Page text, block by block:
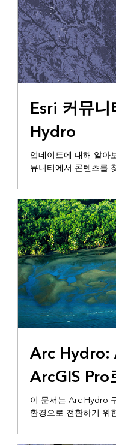
Esri 커뮤
Hydro
업데이트에 대해 알아
뮤니티에서 콘텐츠를
Arc Hydro:
ArcGIS
이 문서는 Arc Hydro
환경으로 전환하기 위